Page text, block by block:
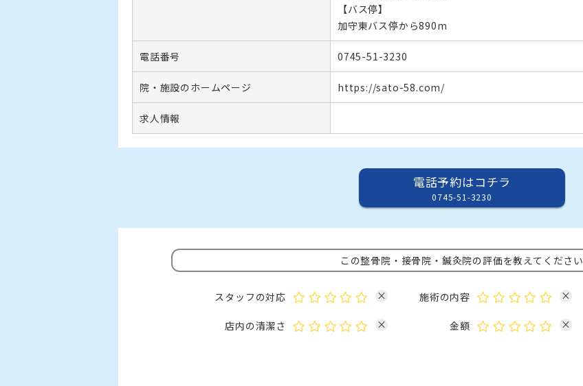
【バス停】
加守東バス停から890m
電話番号 0745-51-3230
院・施設のホームページ https://sato-58.com/
求人情報
電話予約はコチラ
0745-51-3230
この整骨院・接骨院・鍼灸院の評価を教えてください
スタッフの対応 × 施術の内容 ×
店内の清潔さ × 金額 ×